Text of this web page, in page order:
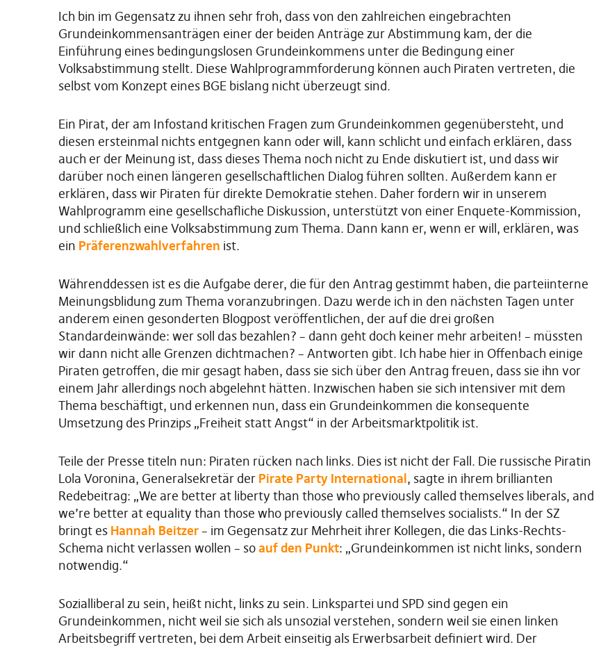
Ich bin im Gegensatz zu ihnen sehr froh, dass von den zahlreichen eingebrachten
Grundeinkommensanträgen einer der beiden Anträge zur Abstimmung kam, der die
Einführung eines bedingungslosen Grundeinkommens unter die Bedingung einer
Volksabstimmung stellt. Diese Wahlprogrammforderung können auch Piraten vertreten, die
selbst vom Konzept eines BGE bislang nicht überzeugt sind.
Ein Pirat, der am Infostand kritischen Fragen zum Grundeinkommen gegenübersteht, und
diesen ersteinmal nichts entgegnen kann oder will, kann schlicht und einfach erklären, dass
auch er der Meinung ist, dass dieses Thema noch nicht zu Ende diskutiert ist, und dass wir
darüber noch einen längeren gesellschaftlichen Dialog führen sollten. Außerdem kann er
erklären, dass wir Piraten für direkte Demokratie stehen. Daher fordern wir in unserem
Wahlprogramm eine gesellschafliche Diskussion, unterstützt von einer Enquete-Kommission,
und schließlich eine Volksabstimmung zum Thema. Dann kann er, wenn er will, erklären, was
ein Präferenzwahlverfahren ist.
Währenddessen ist es die Aufgabe derer, die für den Antrag gestimmt haben, die parteiinterne
Meinungsblidung zum Thema voranzubringen. Dazu werde ich in den nächsten Tagen unter
anderem einen gesonderten Blogpost veröffentlichen, der auf die drei großen
Standardeinwände: wer soll das bezahlen? – dann geht doch keiner mehr arbeiten! – müssten
wir dann nicht alle Grenzen dichtmachen? – Antworten gibt. Ich habe hier in Offenbach einige
Piraten getroffen, die mir gesagt haben, dass sie sich über den Antrag freuen, dass sie ihn vor
einem Jahr allerdings noch abgelehnt hätten. Inzwischen haben sie sich intensiver mit dem
Thema beschäftigt, und erkennen nun, dass ein Grundeinkommen die konsequente
Umsetzung des Prinzips „Freiheit statt Angst“ in der Arbeitsmarktpolitik ist.
Teile der Presse titeln nun: Piraten rücken nach links. Dies ist nicht der Fall. Die russische Piratin
Lola Voronina, Generalsekretär der Pirate Party International, sagte in ihrem brillianten
Redebeitrag: „We are better at liberty than those who previously called themselves liberals, and
we’re better at equality than those who previously called themselves socialists.“ In der SZ
bringt es Hannah Beitzer– im Gegensatz zur Mehrheit ihrer Kollegen, die das Links-Rechts-
Schema nicht verlassen wollen – soauf den Punkt: „Grundeinkommen ist nicht links, sondern
notwendig.“
Sozialliberal zu sein, heißt nicht, links zu sein. Linkspartei und SPD sind gegen ein
Grundeinkommen, nicht weil sie sich als unsozial verstehen, sondern weil sie einen linken
Arbeitsbegriff vertreten, bei dem Arbeit einseitig als Erwerbsarbeit definiert wird. Der